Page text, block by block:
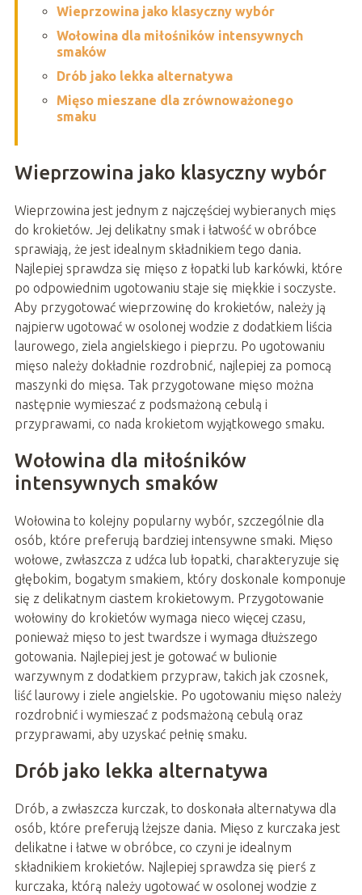
Wieprzowina jako klasyczny wybór
Wołowina dla miłośników intensywnych
smaków
Drób jako lekka alternatywa
Mięso mieszane dla zrównoważonego
smaku
Wieprzowina jako klasyczny wybór
Wieprzowina jest jednym z najczęściej wybieranych mięs
do krokietów. Jej delikatny smak i łatwość w obróbce
sprawiają, że jest idealnym składnikiem tego dania.
Najlepiej sprawdza się mięso z łopatki lub karkówki, które
po odpowiednim ugotowaniu staje się miękkie i soczyste.
Aby przygotować wieprzowinę do krokietów, należy ją
najpierw ugotować w osolonej wodzie z dodatkiem liścia
laurowego, ziela angielskiego i pieprzu. Po ugotowaniu
mięso należy dokładnie rozdrobnić, najlepiej za pomocą
maszynki do mięsa. Tak przygotowane mięso można
następnie wymieszać z podsmażoną cebulą i
przyprawami, co nada krokietom wyjątkowego smaku.
Wołowina dla miłośników
intensywnych smaków
Wołowina to kolejny popularny wybór, szczególnie dla
osób, które preferują bardziej intensywne smaki. Mięso
wołowe, zwłaszcza z udźca lub łopatki, charakteryzuje się
głębokim, bogatym smakiem, który doskonale komponuje
się z delikatnym ciastem krokietowym. Przygotowanie
wołowiny do krokietów wymaga nieco więcej czasu,
ponieważ mięso to jest twardsze i wymaga dłuższego
gotowania. Najlepiej jest je gotować w bulionie
warzywnym z dodatkiem przypraw, takich jak czosnek,
liść laurowy i ziele angielskie. Po ugotowaniu mięso należy
rozdrobnić i wymieszać z podsmażoną cebulą oraz
przyprawami, aby uzyskać pełnię smaku.
Drób jako lekka alternatywa
Drób, a zwłaszcza kurczak, to doskonała alternatywa dla
osób, które preferują lżejsze dania. Mięso z kurczaka jest
delikatne i łatwe w obróbce, co czyni je idealnym
składnikiem krokietów. Najlepiej sprawdza się pierś z
kurczaka, którą należy ugotować w osolonej wodzie z